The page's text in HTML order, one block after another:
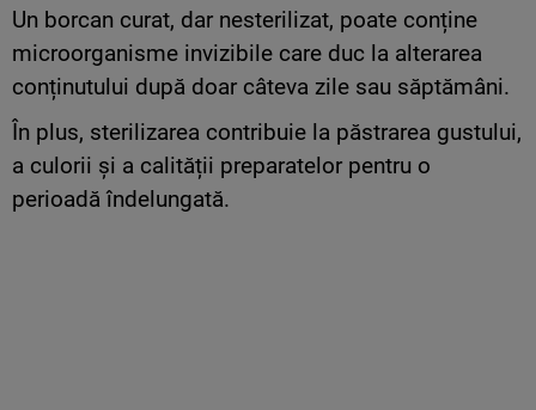
Un borcan curat, dar nesterilizat, poate conține
microorganisme invizibile care duc la alterarea
conținutului după doar câteva zile sau săptămâni.
În plus, sterilizarea contribuie la păstrarea gustului,
a culorii și a calității preparatelor pentru o
perioadă îndelungată.